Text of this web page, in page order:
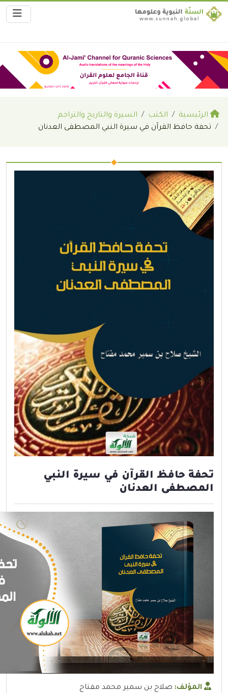
الرئيسية الكتب
السيرة والتاريخ والتراجم
تحفة حافظ القرآن في سيرة النبي المصطفى العدنان
تحفة حافظ القرآن في سيرة النبي
المصطفى العدنان
المؤلف: صلاح بن سمير محمد مفتاح